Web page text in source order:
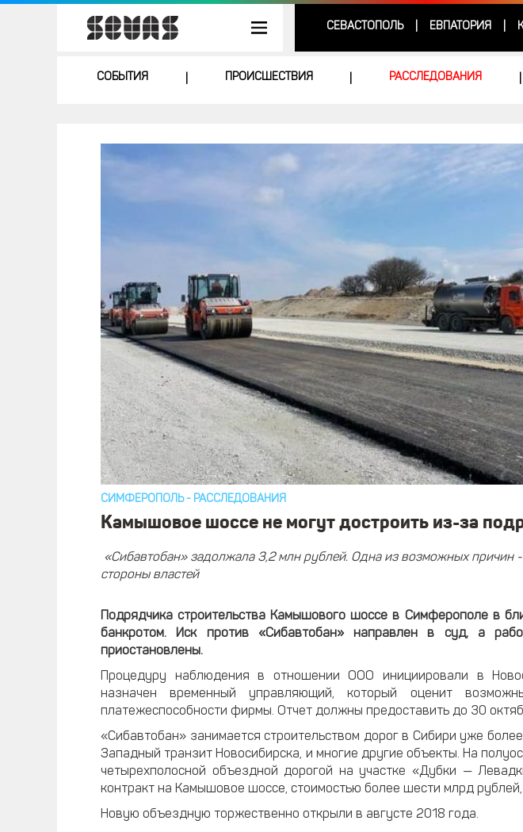
СЕВАСТОПОЛЬ ЕВПАТОРИЯ
СОБЫТИЯ ПРОИСШЕСТВИЯ РАССЛЕДОВАНИЯ
СИМФЕРОПОЛЬ- РАССЛЕДОВАНИЯ
Камышовое шоссе не могут достроить из-за
«Сибавтобан» задолжала 3,2 млн рублей. Одна из возможных причин
стороны властей
Подрядчика строительства Камышового шоссе в Симферополе в
банкротом. Иск против «Сибавтобан» направлен в суд, а
приостановлены.
Процедуру наблюдения в отношении ООО инициировали в
назначен временный управляющий, который оценит
платежеспособности фирмы. Отчет должны предоставить до 30
«Сибавтобан» занимается строительством дорог в Сибири уже
Западный транзит Новосибирска, и многие другие объекты. На
четырехполосной объездной дорогой на участке «Дубки —
контракт на Камышовое шоссе, стоимостью более шести млрд
Новую объездную торжественно открыли в августе 2018 года.